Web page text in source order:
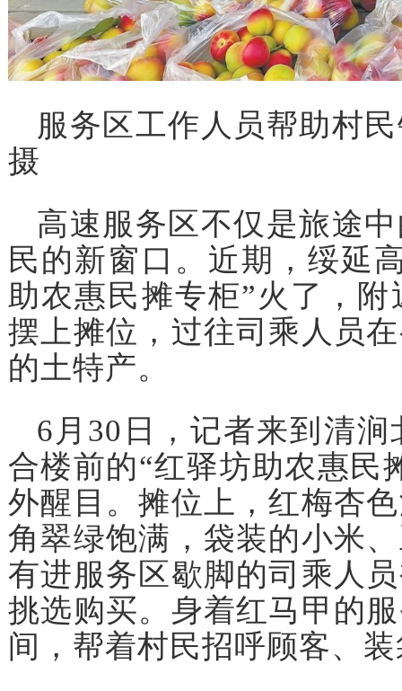
服务区工作人员帮助
摄
高速服务区不仅是旅途
民的新窗口。近期，绥延
助农惠民摊专柜”火了，
摆上摊位，过往司乘人员
的土特产。
6月30日，记者来到清
合楼前的“红驿坊助农惠民
外醒目。摊位上，红梅杏
角翠绿饱满，袋装的小米
有进服务区歇脚的司乘人
挑选购买。身着红马甲的
间，帮着村民招呼顾客、